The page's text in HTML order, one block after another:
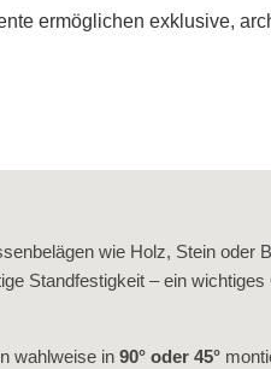
ermöglichen exklusive,
wie Holz, Stein oder
Standfestigkeit – ein
wahlweise in 90° oder 45°